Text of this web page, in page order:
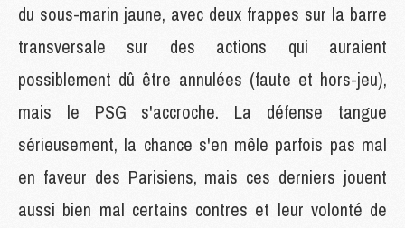
du sous-marin jaune, avec deux frappes sur la barre
transversale sur des actions qui auraient
possiblement dû être annulées (faute et hors-jeu),
mais le PSG s'accroche. La défense tangue
sérieusement, la chance s'en mêle parfois pas mal
en faveur des Parisiens, mais ces derniers jouent
aussi bien mal certains contres et leur volonté de